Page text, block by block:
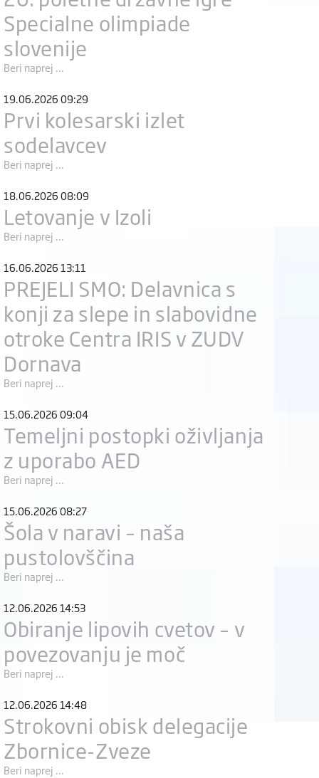
Specialne olimpiade
slovenije
Beri naprej ...
19.06.2026 09:29
Prvi kolesarski izlet
sodelavcev
Beri naprej ...
18.06.2026 08:09
Letovanje v Izoli
Beri naprej ...
16.06.2026 13:11
PREJELI SMO: Delavnica s
konji za slepe in slabovidne
otroke Centra IRIS v ZUDV
Dornava
Beri naprej ...
15.06.2026 09:04
Temeljni postopki oživljanja
z uporabo AED
Beri naprej ...
15.06.2026 08:27
Šola v naravi – naša
pustolovščina
Beri naprej ...
12.06.2026 14:53
Obiranje lipovih cvetov – v
povezovanju je moč
Beri naprej ...
12.06.2026 14:48
Strokovni obisk delegacije
Zbornice-Zveze
Beri naprej ...